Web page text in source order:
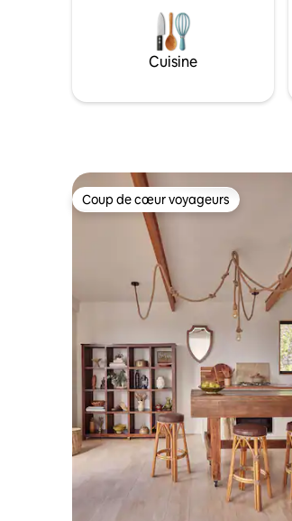
surveillance à l'intérieur. Le chalet
dispose d'une cuisine entièrement
équipée avec grand réfrigérateur,
électrique, four à micro-ondes et
l'extérieur, il y a un barbecue à gaz
Cuisine
Coup de cœur voyageurs
Coup de cœur voyageurs